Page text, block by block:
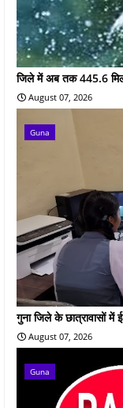
जिले में अब तक 445.6
August 07, 2026
Guna
गुना जिले के छात्रावासों में
August 07, 2026
Guna